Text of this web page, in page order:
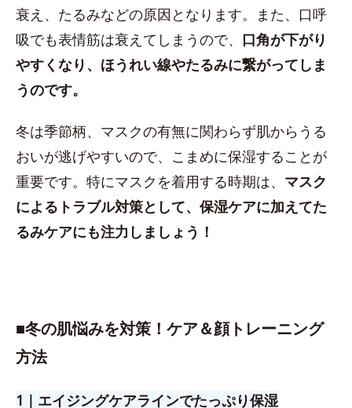
衰え、たるみなどの原因となります。また、口呼
吸でも表情筋は衰えてしまうので、 口角が下がり
やすくなり、ほうれい線やたるみに繋がってしま
うのです。
冬は季節柄、マスクの有無に関わらず肌からうる
おいが逃げやすいので、こまめに保湿することが
重要です。特にマスクを着用する時期は、 マスク
によるトラブル対策として、保湿ケアに加えてた
るみケアにも注力しましょう！
■冬の肌悩みを対策！ケア＆顔トレーニング
方法
1｜エイジングケアラインでたっぷり保湿